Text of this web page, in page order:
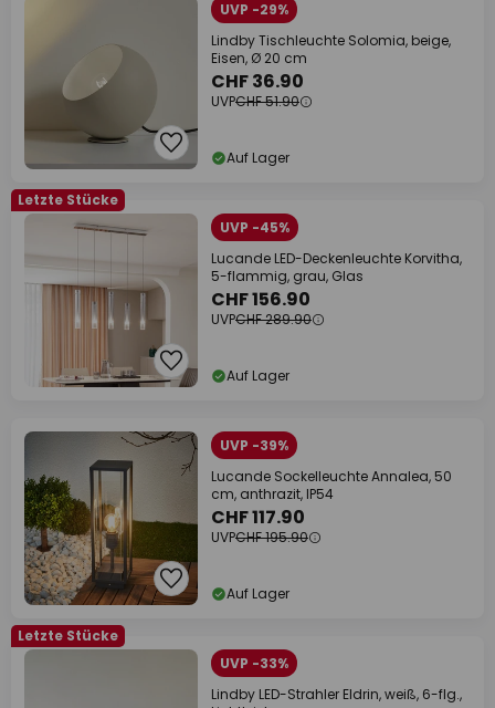
UVP -29%
Lindby Tischleuchte Solomia, beige,
Eisen, Ø 20 cm
CHF 36.90
UVPCHF 51.90
Auf Lager
Letzte Stücke
UVP -45%
Lucande LED-Deckenleuchte Korvitha,
5-flammig, grau, Glas
CHF 156.90
UVPCHF 289.90
Auf Lager
UVP -39%
Lucande Sockelleuchte Annalea, 50
cm, anthrazit, IP54
CHF 117.90
UVPCHF 195.90
Auf Lager
Letzte Stücke
UVP -33%
Lindby LED-Strahler Eldrin, weiß, 6-flg.,